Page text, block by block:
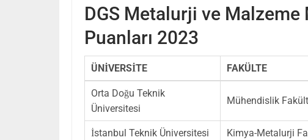
DGS Metalurji ve
Puanları 2023
ÜNİVERSİTE FAKÜLTE
Orta Doğu Teknik
Üniversitesi
Mühendislik
İstanbul Teknik Üniversitesi Kimya-Metalurji